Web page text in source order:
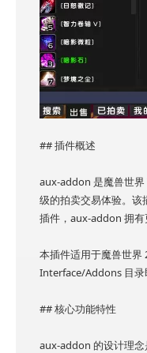
## 插件概述
aux-addon 是魔兽世界
级的拍卖交易体验。该
插件，aux-addon 拥
本插件适用于魔兽世界
Interface/Addons 目录
## 核心功能特性
aux-addon 的设计理